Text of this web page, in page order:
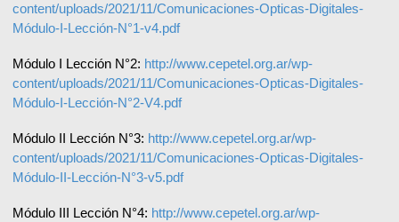
content/uploads/2021/11/Comunicaciones-Opticas-Digitales-
Módulo-I-Lección-N°1-v4.pdf
Módulo I Lección N°2: http://www.cepetel.org.ar/wp-
content/uploads/2021/11/Comunicaciones-Opticas-Digitales-
Módulo-I-Lección-N°2-V4.pdf
Módulo II Lección N°3: http://www.cepetel.org.ar/wp-
content/uploads/2021/11/Comunicaciones-Opticas-Digitales-
Módulo-II-Lección-N°3-v5.pdf
Módulo III Lección N°4: http://www.cepetel.org.ar/wp-